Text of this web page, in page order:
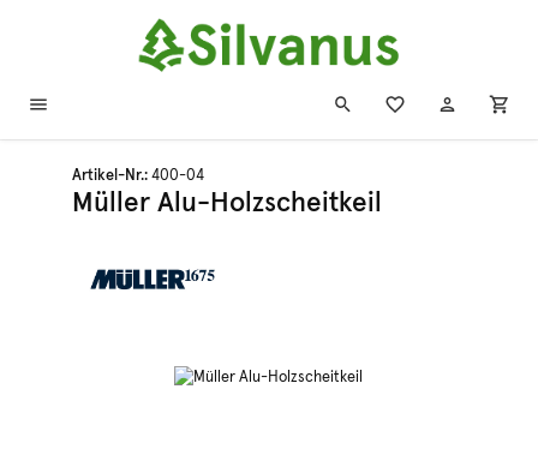
Zum Hauptinhalt springen
Artikel-Nr.: 400-04
Müller Alu-Holzscheitkeil
Bildergalerie überspringen